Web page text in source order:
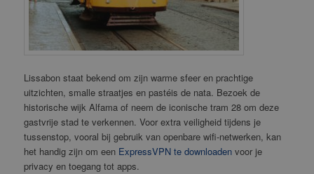
Lissabon staat bekend om zijn warme sfeer en prachtige
uitzichten, smalle straatjes en pastéis de nata. Bezoek de
historische wijk Alfama of neem de iconische tram 28 om deze
gastvrije stad te verkennen. Voor extra veiligheid tijdens je
tussenstop, vooral bij gebruik van openbare wifi-netwerken, kan
het handig zijn om een ExpressVPN te downloaden voor je
privacy en toegang tot apps.